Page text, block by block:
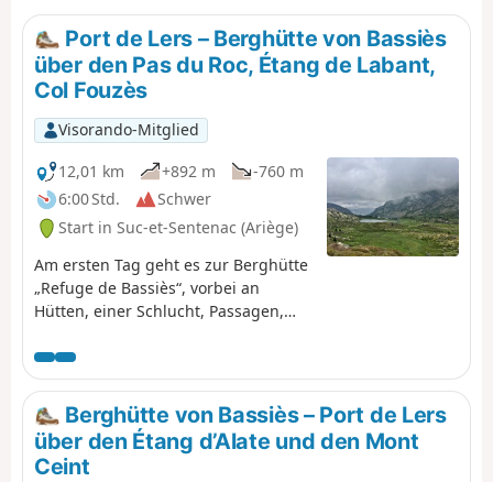
Port de Lers – Berghütte von Bassiès
über den Pas du Roc, Étang de Labant,
Col Fouzès
Visorando-Mitglied
12,01 km
+892 m
-760 m
6:00 Std.
Schwer
Start in Suc-et-Sentenac (Ariège)
Am ersten Tag geht es zur Berghütte
„Refuge de Bassiès“, vorbei an
Hütten, einer Schlucht, Passagen,
Teich, Pässen und Bergpässen. Die
Strecke vom Col de las Fouzès zum
Port de Bassiès ist besonders
schön.Die Wanderung verläuft auf
Wegen und Pfaden, die aufgrund
ihrer Beschaffenheit (Felsen, Geröll,
Berghütte von Bassiès – Port de Lers
über den Étang d’Alate und den Mont
Ceint